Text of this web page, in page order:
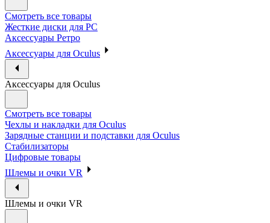
Смотреть все товары
Жесткие диски для PC
Аксессуары Ретро
Аксессуары для Oculus
Аксессуары для Oculus
Смотреть все товары
Чехлы и накладки для Oculus
Зарядные станции и подставки для Oculus
Стабилизаторы
Цифровые товары
Шлемы и очки VR
Шлемы и очки VR